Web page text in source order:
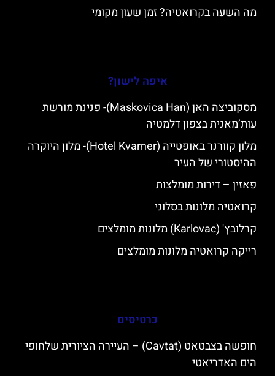
מה השעה בקרואטיה? זמן שעון מקומי
איפה לישון?
מסקוביצה האן (Maskovica Han)- פנינת מורשת
עות’מאנית בצפון דלמטיה
מלון קוורנר באופטייה (Hotel Kvarner)- מלון היוקרה
ההיסטורי של העיר
פאזין – דירות מומלצות
קרואטיה מלונות בסלוני
קרלובץ' (Karlovac) מלונות מומלצים
רייקה קרואטיה מלונות מומלצים
כרטיסים
חופשה בצבטאט (Cavtat) – העיירה הציורית שלחופי
הים האדריאטי